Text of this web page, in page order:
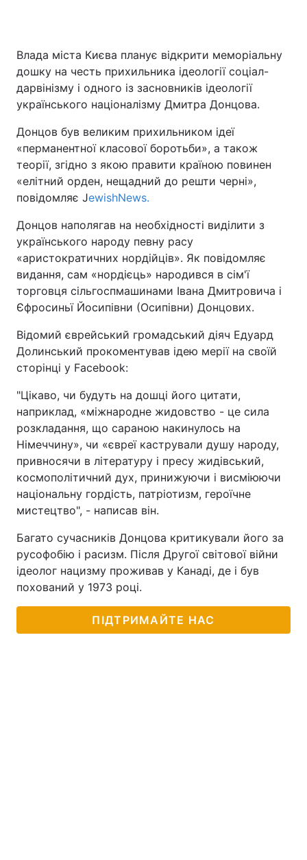
Влада міста Києва планує відкрити меморіальну
дошку на честь прихильника ідеології соціал-
дарвінізму і одного із засновників ідеології
українського націоналізму Дмитра Донцова.
Донцов був великим прихильником ідеї
«перманентної класової боротьби», а також
теорії, згідно з якою правити країною повинен
«елітний орден, нещадний до решти черні»,
повідомляє JewishNews.
Донцов наполягав на необхідності виділити з
українського народу певну расу
«аристократичних нордійців». Як повідомляє
видання, сам «нордієць» народився в сім'ї
торговця сільгоспмашинами Івана Дмитровича і
Єфросиньї Йосипівни (Осипівни) Донцових.
Відомий єврейський громадський діяч Едуард
Долинський прокоментував ідею мерії на своїй
сторінці у Facebook:
"Цікаво, чи будуть на дошці його цитати,
наприклад, «міжнародне жидовство - це сила
розкладання, що сараною накинулось на
Німеччину», чи «євреї кастрували душу народу,
привносячи в літературу і пресу жидівський,
космополітичний дух, принижуючи і висміюючи
національну гордість, патріотизм, героїчне
мистецтво", - написав він.
Багато сучасників Донцова критикували його за
русофобію і расизм. Після Другої світової війни
ідеолог нацизму проживав у Канаді, де і був
похований у 1973 році.
ПІДТРИМАЙТЕ НАС